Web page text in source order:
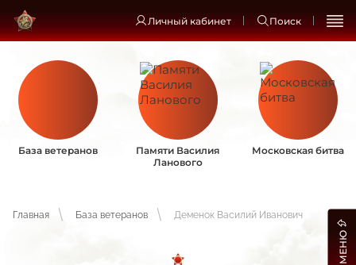
Личный кабинет Поиск
База ветеранов
Памяти Василия
Ланового
Московская битва
Главная База ветеранов Деменок Василий Иванович
МЕНЮ